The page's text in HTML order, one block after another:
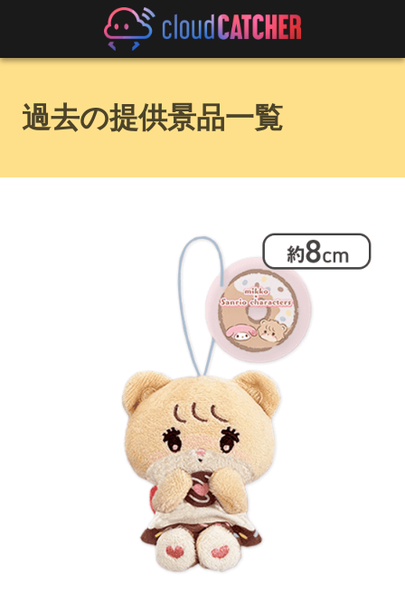
過去の提供景品一覧